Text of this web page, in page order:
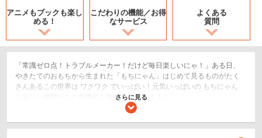
アニメもブックも楽し
める！
こだわりの機能／お得
なサービス
よくある
質問
「常識ゼロ点！トラブルメーカー！だけど毎日楽しいにゃ！」ある日、
やきたてのおもちから生まれた「もちにゃん」はじめて見るものがたく
さんあるこの世界は ワクワク でいっぱい！元気いっぱいの もちにゃん
と楽しい仲間たちの刺激的な毎日が今はじまる！
ショート
さらに見る